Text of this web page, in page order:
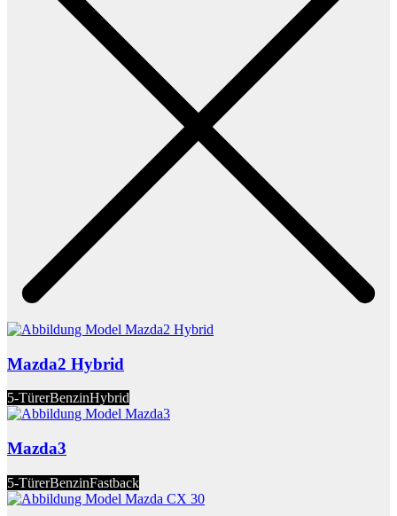
Mazda2 Hybrid
5-TürerBenzinHybrid
Mazda3
5-TürerBenzinFastback